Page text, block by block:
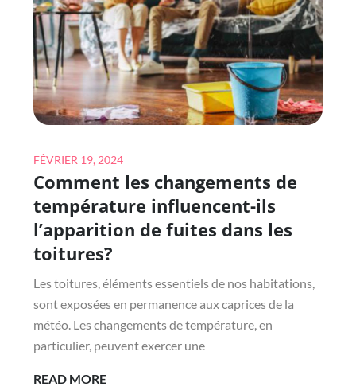
?
Posted
on
FÉVRIER 19, 2024
Comment les changements de
température influencent-ils
l’apparition de fuites dans les
toitures?
Les toitures, éléments essentiels de nos habitations,
sont exposées en permanence aux caprices de la
météo. Les changements de température, en
particulier, peuvent exercer une
READ MORECOMMENT